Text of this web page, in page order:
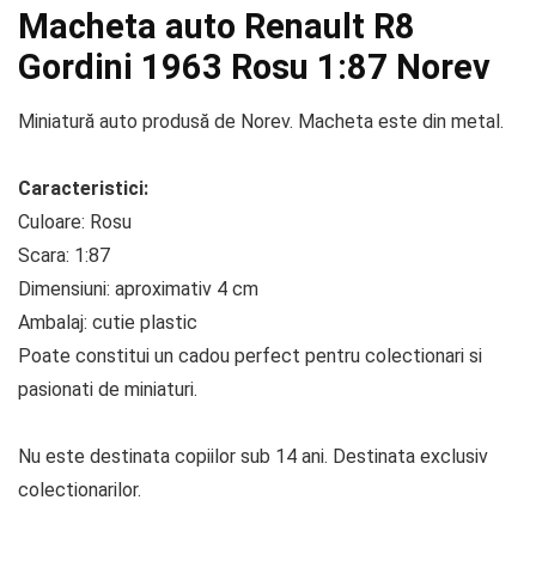
Macheta auto Renault R8
Gordini 1963 Rosu 1:87 Norev
Miniatură auto produsă de Norev. Macheta este din metal.
Caracteristici:
Culoare: Rosu
Scara: 1:87
Dimensiuni: aproximativ 4 cm
Ambalaj: cutie plastic
Poate constitui un cadou perfect pentru colectionari si
pasionati de miniaturi.
Nu este destinata copiilor sub 14 ani. Destinata exclusiv
colectionarilor.